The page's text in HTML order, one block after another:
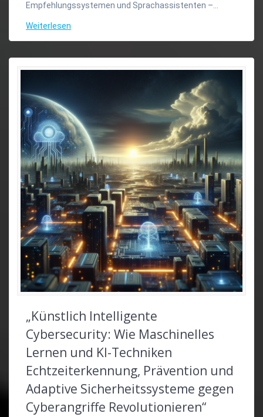
Empfehlungssystemen und Sprachassistenten –…
Weiterlesen
„Künstlich Intelligente
Cybersecurity: Wie Maschinelles
Lernen und KI-Techniken
Echtzeiterkennung, Prävention und
Adaptive Sicherheitssysteme gegen
Cyberangriffe Revolutionieren“